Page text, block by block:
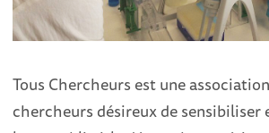
Tous Chercheurs est une
chercheurs désireux de